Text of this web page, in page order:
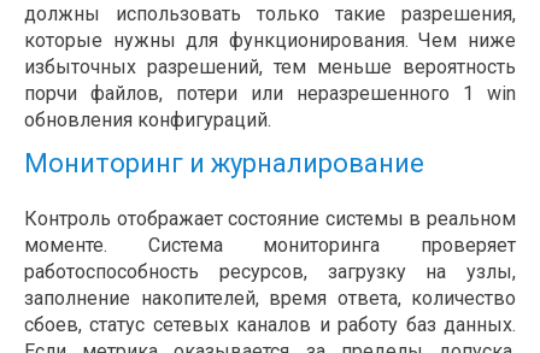
должны использовать только такие разрешения,
которые нужны для функционирования. Чем ниже
избыточных разрешений, тем меньше вероятность
порчи файлов, потери или неразрешенного 1 win
обновления конфигураций.
Мониторинг и журналирование
Контроль отображает состояние системы в реальном
моменте. Система мониторинга проверяет
работоспособность ресурсов, загрузку на узлы,
заполнение накопителей, время ответа, количество
сбоев, статус сетевых каналов и работу баз данных.